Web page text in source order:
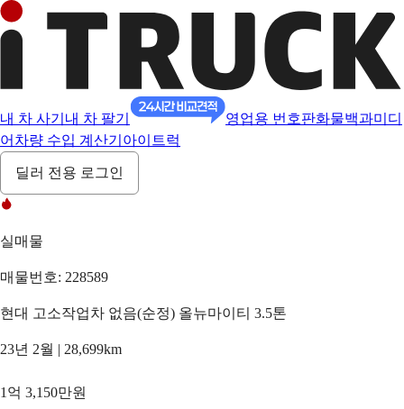
내 차 사기 내 차 팔기 영업용 번호판화물백과미디
어 차량 수입 계산기 아이트럭
딜러 전용 로그인
실매물
매물번호: 228589
현대 고소작업차 없음(순정) 올뉴마이티 3.5톤
23년 2월 | 28,699km
1억 3,150만원